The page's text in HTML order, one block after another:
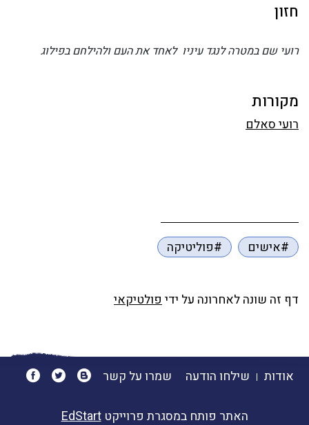
חזון
רועי שם במטרה לנגד עיניו לאחד את העם ולהילחם בפילוג
מקורות
רועי סאלם
#אישים #פוליטיקה
דף זה שונה לאחרונה על ידיפולטיקאי
אודות שילחו הודעה שמרו על קשר
האתר פותח במסגרת פרוייקטEdStart